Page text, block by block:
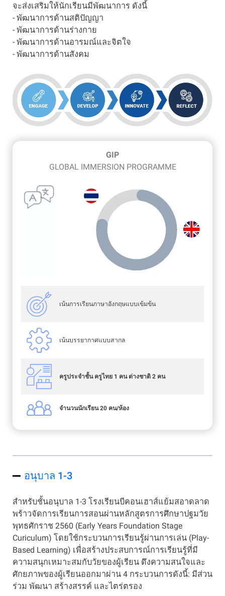
จะส่งเสริมให้นักเรียนมีพัฒนาการ ดังนี้
- พัฒนาการด้านสติปัญญา
- พัฒนาการด้านร่างกาย
- พัฒนาการด้านอารมณ์และจิตใจ
- พัฒนาการด้านสังคม
GIP
GLOBAL IMMERSION PROGRAMME
เน้นการเรียนภาษาอังกฤษแบบเข้มข้น
เน้นบรรยากาศแบบสากล
ครูประจำชั้น ครูไทย 1 คน ต่างชาติ 2 คน
จำนวนนักเรียน 20 คน/ห้อง
อนุบาล 1-3
สำหรับชั้นอนุบาล 1-3 โรงเรียนบีคอนเฮาส์แย้มสอาดลาด
พร้าวจัดการเรียนการสอนผ่านหลักสูตรการศึกษาปฐมวัย
พุทธศักราช 2560 (Early Years Foundation Stage
Curiculum) โดยใช้กระบวนการเรียนรู้ผ่านการเล่น (Play-
Based Learning) เพื่อสร้างประสบการณ์การเรียนรู้ที่มี
ความสนุกเหมาะสมกับวัยของผู้เรียน ดึงความสนใจและ
ศักยภาพของผู้เรียนออกมาผ่าน 4 กระบวนการดังนี้: มีส่วน
ร่วม พัฒนา สร้างสรรค์ และไตร่ตรอง